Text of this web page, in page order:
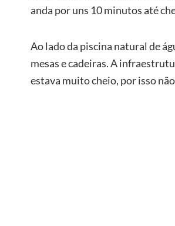
anda por uns 10 minutos até
Ao lado da piscina natural de
mesas e cadeiras. A
estava muito cheio, por isso